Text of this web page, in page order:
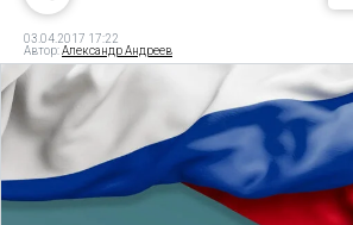
03.04.2017 17:22
Автор:Александр Андреев